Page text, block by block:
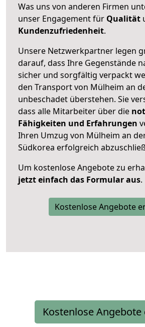
Was uns von anderen Firmen
unser Engagement für Qualität
Kundenzufriedenheit.
Unsere Netzwerkpartner legen
darauf, dass Ihre Gegenstände
sicher und sorgfältig verpackt
den Transport von Mülheim an
unbeschadet überstehen. Sie
dass alle Mitarbeiter über die
Fähigkeiten und Erfahrungen
Ihren Umzug von Mülheim an
Südkorea erfolgreich
Um kostenlose Angebote zu
jetzt einfach das Formular aus.
Kostenlose Angebote
Kostenlose